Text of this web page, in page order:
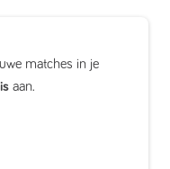
matches in je
aan.